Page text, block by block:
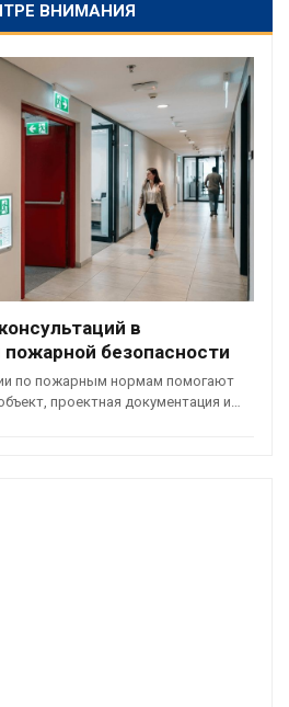
ВНИМАНИЯ
в
безопасности
по пожарным нормам помогают
проектная документация и…